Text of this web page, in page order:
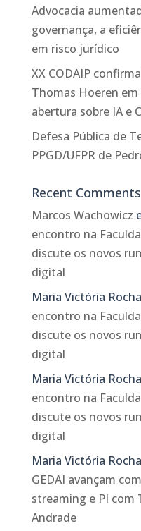
Advocacia
governança, a
em risco jurídico
XX CODAIP
Thomas Hoeren
abertura sobre IA e
Defesa Pública de
PPGD/UFPR de
Recent Comments
Marcos Wachowicz
encontro na
discute os novos
digital
Maria Victória Rocha
encontro na
discute os novos
digital
Maria Victória Rocha
encontro na
discute os novos
digital
Maria Victória Rocha
GEDAI avançam
streaming e PI com
Andrade